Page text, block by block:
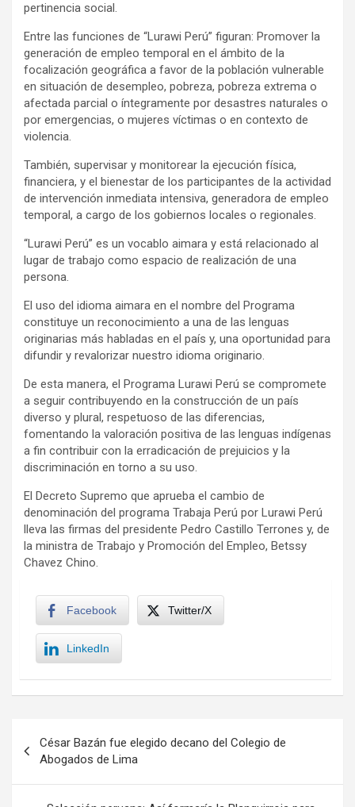
pertinencia social.
Entre las funciones de “Lurawi Perú” figuran: Promover la
generación de empleo temporal en el ámbito de la
focalización geográfica a favor de la población vulnerable
en situación de desempleo, pobreza, pobreza extrema o
afectada parcial o íntegramente por desastres naturales o
por emergencias, o mujeres víctimas o en contexto de
violencia.
También, supervisar y monitorear la ejecución física,
financiera, y el bienestar de los participantes de la actividad
de intervención inmediata intensiva, generadora de empleo
temporal, a cargo de los gobiernos locales o regionales.
“Lurawi Perú” es un vocablo aimara y está relacionado al
lugar de trabajo como espacio de realización de una
persona.
El uso del idioma aimara en el nombre del Programa
constituye un reconocimiento a una de las lenguas
originarias más habladas en el país y, una oportunidad para
difundir y revalorizar nuestro idioma originario.
De esta manera, el Programa Lurawi Perú se compromete
a seguir contribuyendo en la construcción de un país
diverso y plural, respetuoso de las diferencias,
fomentando la valoración positiva de las lenguas indígenas
a fin contribuir con la erradicación de prejuicios y la
discriminación en torno a su uso.
El Decreto Supremo que aprueba el cambio de
denominación del programa Trabaja Perú por Lurawi Perú
lleva las firmas del presidente Pedro Castillo Terrones y, de
la ministra de Trabajo y Promoción del Empleo, Betssy
Chavez Chino.
Facebook Twitter/X
LinkedIn
de
entradas
César Bazán fue elegido decano del Colegio de
Abogados de Lima